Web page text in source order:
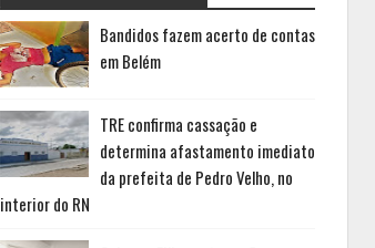
Bandidos fazem acerto de contas
em Belém
TRE confirma cassação e
determina afastamento imediato
da prefeita de Pedro Velho, no
interior do RN